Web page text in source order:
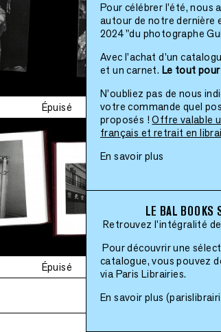
Épuisé
Épuisé
Pour célébrer l’été, nous
autour de notre dernière
2024 "du photographe
Avec l’achat d’un
et un carnet. Le tout
N’oubliez pas de nous
votre commande quel
proposés !Offre valable
français et retrait en
En savoir plus
LE BAL
Retrouvez l'intégralité
Pour découvrir une
catalogue, vous pouvez
via Paris Librairies.
En savoir plus